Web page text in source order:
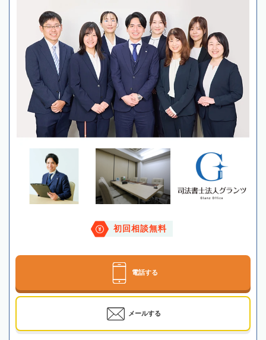
初回相談無料
電話する
メールする